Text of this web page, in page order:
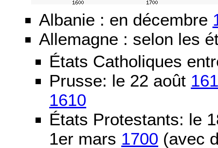
Albanie : en décembre
Allemagne : selon les
États Catholiques
Prusse: le 22 août
1610
États Protestants: le
1er mars 1700 (avec